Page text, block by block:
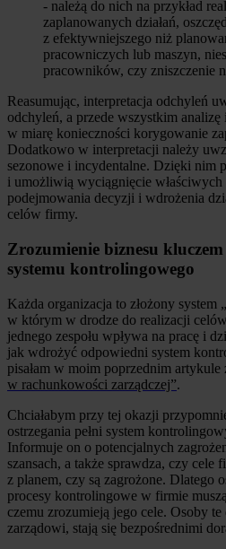
- należą do nich na przykład
zaplanowanych działań,
z efektywniejszego niż
pracowniczych lub maszyn,
pracowników, czy zniszczenie
Reasumując, interpretacja odchyleń
odchyleń, a przede wszystkim
w miarę konieczności korygowanie
Dodatkowo w interpretacji należy
sezonowe i incydentalne. Dzięki nim
i umożliwią wyciągnięcie
podejmowania decyzji i wdrożenia
celów firmy.
Zrozumienie biznesu
systemu kontrolingowego
Każda organizacja to złożony system
w którym w drodze do realizacji
jednego zespołu wpływa na pracę i
jak wdrożyć odpowiedni system
pisałam w moim poprzednim artykule
w rachunkowości zarządczej”.
Chciałabym przy tej okazji
ostrzegania pełni system
Informuje on o potencjalnych
szansach, a także sprawdza, czy cele
z planem, czy są zagrożone. Dlatego
procesy kontrolingowe w firmie
czemu zrozumieją jego cele. Osoby
zarządowi, stają się bezpośrednimi